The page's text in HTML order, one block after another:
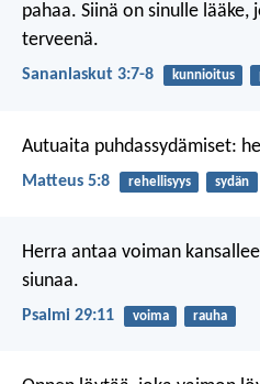
pahaa. Siinä on sinulle lääke,
terveenä.
Sananlaskut 3:7-8 kunnioitus
Autuaita puhdassydämiset:
Matteus 5:8 rehellisyys sydän
Herra antaa voiman
siunaa.
Psalmi 29:11 voima rauha